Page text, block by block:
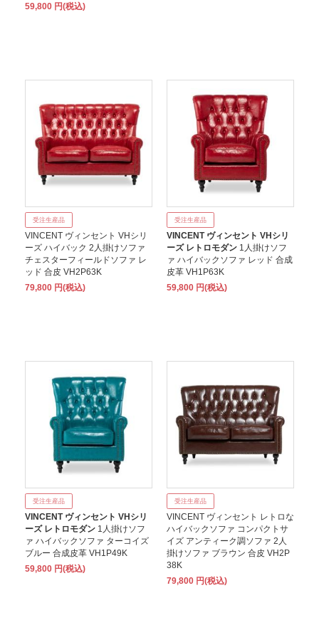
59,800 円(税込)
受注生産品
VINCENT ヴィンセント VHシリ
ーズ ハイバック 2人掛けソファ
チェスターフィールドソファ レ
ッド 合皮 VH2P63K
79,800 円(税込)
受注生産品
VINCENT ヴィンセント VHシリ
ーズ レトロモダン 1人掛けソフ
ァ ハイバックソファ レッド 合成
皮革 VH1P63K
59,800 円(税込)
受注生産品
VINCENT ヴィンセント VHシリ
ーズ レトロモダン 1人掛けソフ
ァ ハイバックソファ ターコイズ
ブルー 合成皮革 VH1P49K
59,800 円(税込)
受注生産品
VINCENT ヴィンセント レトロな
ハイバックソファ コンパクトサ
イズ アンティーク調ソファ 2人
掛けソファ ブラウン 合皮 VH2P
38K
79,800 円(税込)